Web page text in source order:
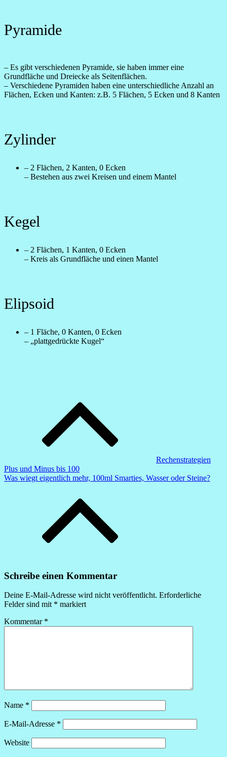
Pyramide
– Es gibt verschiedenen Pyramide, sie haben immer eine
Grundfläche und Dreiecke als Seitenflächen.
– Verschiedene Pyramiden haben eine unterschiedliche Anzahl an
Flächen, Ecken und Kanten: z.B. 5 Flächen, 5 Ecken und 8 Kanten
Zylinder
– 2 Flächen, 2 Kanten, 0 Ecken
– Bestehen aus zwei Kreisen und einem Mantel
Kegel
– 2 Flächen, 1 Kanten, 0 Ecken
– Kreis als Grundfläche und einen Mantel
Elipsoid
– 1 Fläche, 0 Kanten, 0 Ecken
– „plattgedrückte Kugel“
Rechenstrategien
Plus und Minus bis 100
Was wiegt eigentlich mehr, 100ml Smarties, Wasser oder Steine?
Schreibe einen Kommentar
Deine E-Mail-Adresse wird nicht veröffentlicht. Erforderliche
Felder sind mit * markiert
Kommentar *
Name *
E-Mail-Adresse *
Website